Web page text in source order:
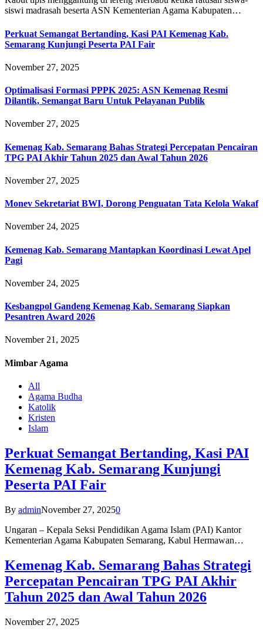
siswi madrasah beserta ASN Kementerian Agama Kabupaten…
Perkuat Semangat Bertanding, Kasi PAI Kemenag Kab.
Semarang Kunjungi Peserta PAI Fair
November 27, 2025
Optimalisasi Formasi PPPK 2025: ASN Kemenag Resmi
Dilantik, Semangat Baru Untuk Pelayanan Publik
November 27, 2025
Kemenag Kab. Semarang Bahas Strategi Percepatan Pencairan
TPG PAI Akhir Tahun 2025 dan Awal Tahun 2026
November 27, 2025
Monev Sekretariat BWI, Dorong Penguatan Tata Kelola Wakaf
November 24, 2025
Kemenag Kab. Semarang Mantapkan Koordinasi Lewat Apel
Pagi
November 24, 2025
Kesbangpol Gandeng Kemenag Kab. Semarang Siapkan
Pesantren Award 2026
November 21, 2025
Mimbar Agama
All
Agama Budha
Katolik
Kristen
Islam
Perkuat Semangat Bertanding, Kasi PAI
Kemenag Kab. Semarang Kunjungi
Peserta PAI Fair
By adminNovember 27, 20250
Ungaran – Kepala Seksi Pendidikan Agama Islam (PAI) Kantor
Kementerian Agama Kabupaten Semarang, Kabul Hermawan…
Kemenag Kab. Semarang Bahas Strategi
Percepatan Pencairan TPG PAI Akhir
Tahun 2025 dan Awal Tahun 2026
November 27, 2025